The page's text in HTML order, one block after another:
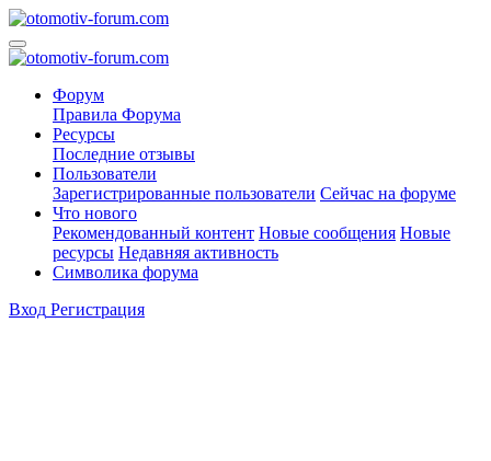
Форум
Правила Форума
Ресурсы
Последние отзывы
Пользователи
Зарегистрированные пользователи Сейчас на форуме
Что нового
Рекомендованный контент Новые сообщения Новые
ресурсы Недавняя активность
Символика форума
Вход Регистрация